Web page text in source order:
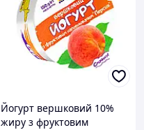
Йогурт вершковий 10%
жиру з фруктовим